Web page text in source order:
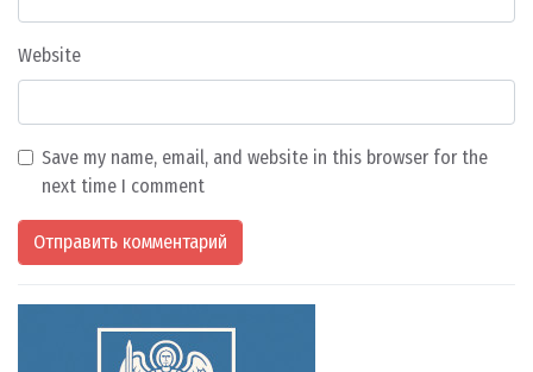
Website
Save my name, email, and website in this browser for the
next time I comment